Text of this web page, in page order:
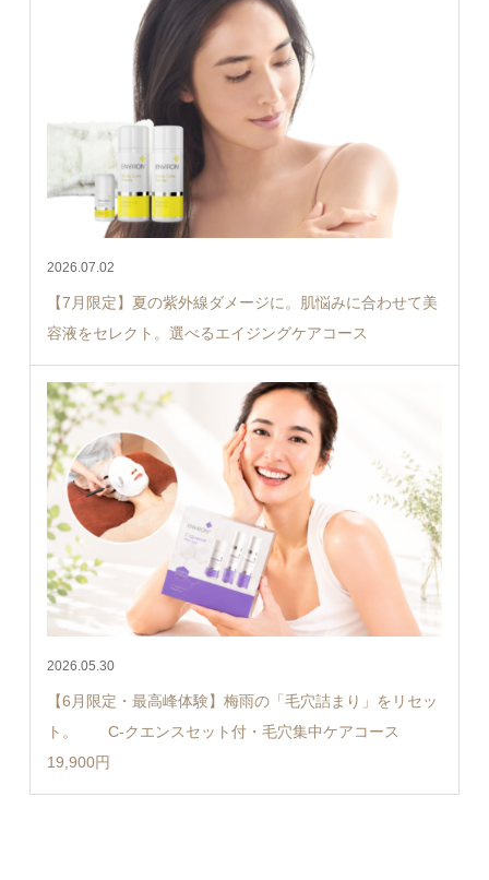
2026.07.02
【7月限定】夏の紫外線ダメージに。肌悩みに合わせて美
容液をセレクト。選べるエイジングケアコース
2026.05.30
【6月限定・最高峰体験】梅雨の「毛穴詰まり」をリセッ
ト。 C-クエンスセット付・毛穴集中ケアコース
19,900円